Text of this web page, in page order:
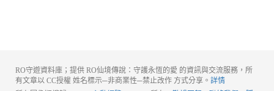
RO守遊資料庫；提供 RO仙境傳說：守護永恆的愛 的資訊與交流服務，所
有文章以 CC授權 姓名標示─非商業性─禁止改作 方式分享。 詳情